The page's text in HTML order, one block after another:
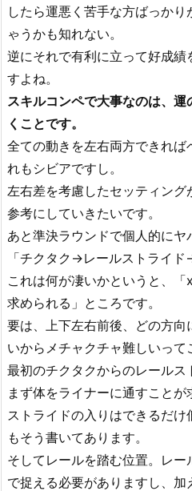
したら運悪く苦手な方ばっか
ゃうかも知れない。
逆にそれで有利に立って好成
すよね。
スキルコンペで大事なのは、
くことです。
全ての動きを左右両方できれ
れもシビアですし。
左右差を考慮したセッティン
参考にしていきたいです。
あと準決ラウンドで個人的に
「チクタク→レールストライド
これは何が凄いかというと、
求められる」ところです。
要は、上下左右前後、どの方
いからメチャクチャ難しいって
最初のチクタクからのレールス
まず体をライナーに通すことが
ストライドの入りはできるだ
もそう書いてあります。
そしてレールを踏む位置。レー
で捉える必要がありますし、